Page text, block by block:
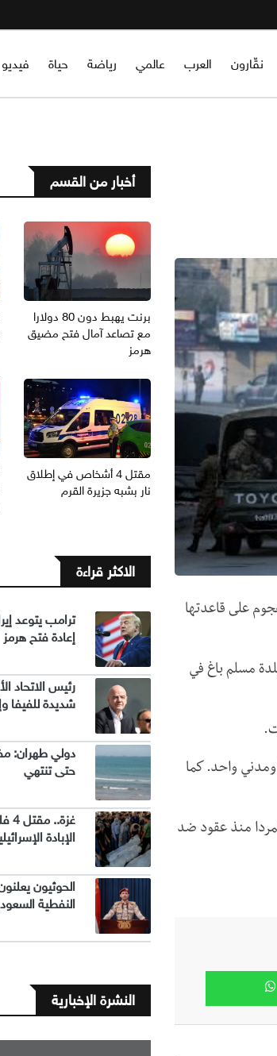
نقّارون العرب عالمي رياضة حياة فيديو
على قاعدتها
مسلم باغ في
ومدني واحد. كما
منذ عقود ضد
أخبار من القسم
برنت يهبط دون 80 دولارا
مع تصاعد آمال فتح مضيق
هرمز
مقتل 4 أشخاص في إطلاق
نار بشبه جزيرة القرم
الاكثر قراءة
ترامب يتوعد
إعادة فتح
رئيس الاتحاد
شديدة للفيفا
دولي طهران:
حتى تنتهي
الإبادة الإسرائيلية إلى
الحوثيون
النفطية
النشرة الإخبارية